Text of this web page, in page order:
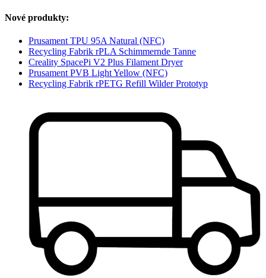
Nové produkty:
Prusament TPU 95A Natural (NFC)
Recycling Fabrik rPLA Schimmernde Tanne
Creality SpacePi V2 Plus Filament Dryer
Prusament PVB Light Yellow (NFC)
Recycling Fabrik rPETG Refill Wilder Prototyp